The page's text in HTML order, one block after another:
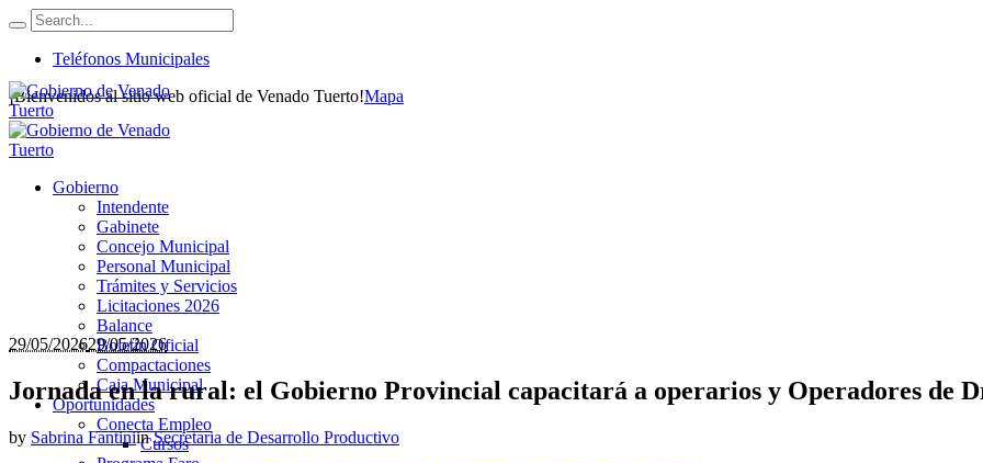
Teléfonos Municipales
¡Bienvenidos al sitio web oficial de Venado Tuerto!Mapa
Gobierno
Intendente
Gabinete
Concejo Municipal
Personal Municipal
Trámites y Servicios
Licitaciones 2026
Balance
Boletín Oficial
Compactaciones
Caja Municipal
Oportunidades
Conecta Empleo
Cursos
29/05/202629/05/2026
Jornada en la rural: el Gobierno Provincial capacitará a operarios y Operadores de
by Sabrina FantiniinSecretaria de Desarrollo Productivo